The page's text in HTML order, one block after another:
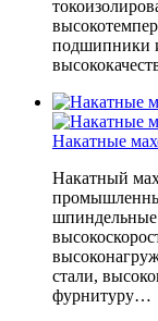
подшипники
Накатные
Накатный
стали,
фурнитуру…